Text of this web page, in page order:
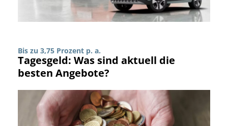
Bis zu 3,75 Prozent p. a.
Tagesgeld: Was sind aktuell die
besten Angebote?